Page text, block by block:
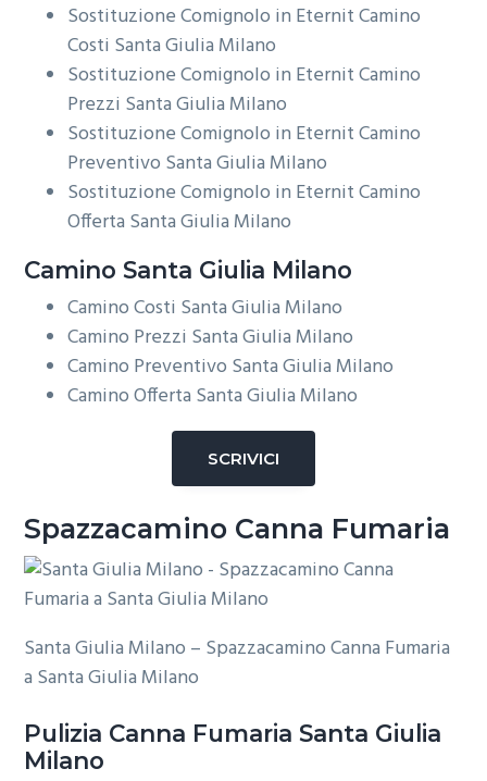
Sostituzione Comignolo in Eternit Camino
Costi Santa Giulia Milano
Sostituzione Comignolo in Eternit Camino
Prezzi Santa Giulia Milano
Sostituzione Comignolo in Eternit Camino
Preventivo Santa Giulia Milano
Sostituzione Comignolo in Eternit Camino
Offerta Santa Giulia Milano
Camino Santa Giulia Milano
Camino Costi Santa Giulia Milano
Camino Prezzi Santa Giulia Milano
Camino Preventivo Santa Giulia Milano
Camino Offerta Santa Giulia Milano
SCRIVICI
Spazzacamino Canna Fumaria
Santa Giulia Milano – Spazzacamino Canna Fumaria
a Santa Giulia Milano
Pulizia Canna Fumaria Santa Giulia
Milano